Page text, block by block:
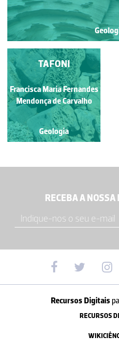
O CAPACETE
Francisco Sousa
Geologia
TAFONI
Francisca Maria Fernandes
Mendonça de Carvalho
Geologia
RECEBA A
Recursos Digitais
RECURSOS